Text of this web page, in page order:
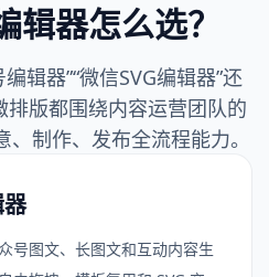
辑器怎么选？
辑器”“微信SVG编辑器”还
排版都围绕内容运营团队的
制作、发布全流程能力。
号图文、长图文和互动内容生